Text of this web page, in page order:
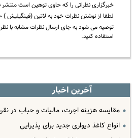
خبرگزاری نظراتی را که حاوی توهین است منتشر
لطفا از نوشتن نظرات خود به لاتین (فینگیلیش )
توصیه می شود به جای ارسال نظرات مشابه با
استفاده کنید.
آخرین اخبار
مقایسه هزینه اجرت، مالیات و حباب در
انواع کاغذ دیواری جدید برای پذیرایی